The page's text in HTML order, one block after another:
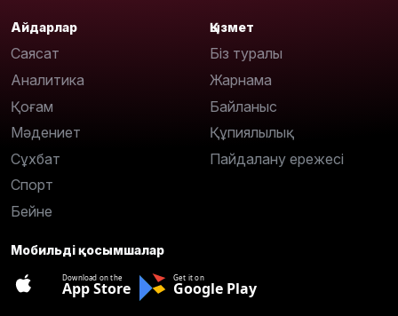
Айдарлар
Саясат
Аналитика
Қоғам
Мәдениет
Сұхбат
Спорт
Бейне
Қызмет
Біз туралы
Жарнама
Байланыс
Құпиялылық
Пайдалану ережесі
Мобильді қосымшалар
Download on the
App Store
Get it on
Google Play